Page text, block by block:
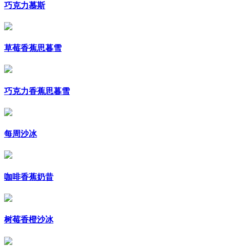
巧克力慕斯
草莓香蕉思暮雪
巧克力香蕉思暮雪
每周沙冰
咖啡香蕉奶昔
树莓香橙沙冰